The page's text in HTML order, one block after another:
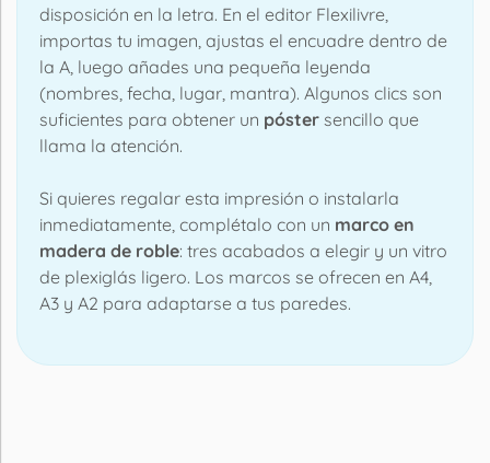
disposición en la letra. En el editor Flexilivre,
importas tu imagen, ajustas el encuadre dentro de
la A, luego añades una pequeña leyenda
(nombres, fecha, lugar, mantra). Algunos clics son
suficientes para obtener un póster sencillo que
llama la atención.
Si quieres regalar esta impresión o instalarla
inmediatamente, complétalo con un marco en
madera de roble: tres acabados a elegir y un vitro
de plexiglás ligero. Los marcos se ofrecen en A4,
A3 y A2 para adaptarse a tus paredes.